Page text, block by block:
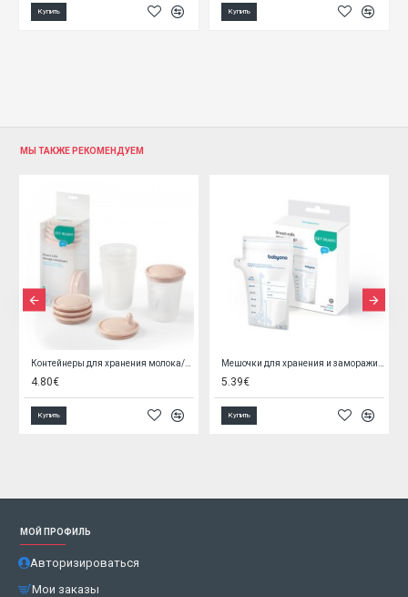
Купить Купить
МЫ ТАКЖЕ РЕКОМЕНДУЕМ
4.80€
Купить
5.39€
Купить
МОЙ ПРОФИЛЬ
Авторизироваться
Мои заказы